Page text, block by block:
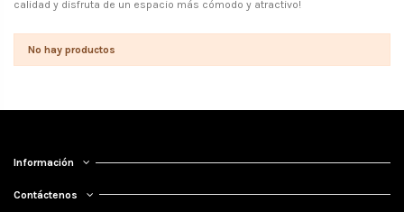
calidad y disfruta de un espacio más cómodo y atractivo!
No hay productos
Información
Contáctenos